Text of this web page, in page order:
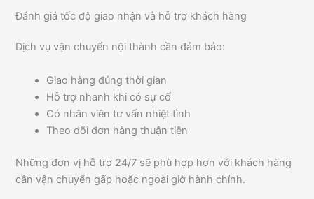
Đánh giá tốc độ giao nhận và hỗ trợ khách hàng
Dịch vụ vận chuyển nội thành cần đảm bảo:
Giao hàng đúng thời gian
Hỗ trợ nhanh khi có sự cố
Có nhân viên tư vấn nhiệt tình
Theo dõi đơn hàng thuận tiện
Những đơn vị hỗ trợ 24/7 sẽ phù hợp hơn với khách hàng
cần vận chuyển gấp hoặc ngoài giờ hành chính.